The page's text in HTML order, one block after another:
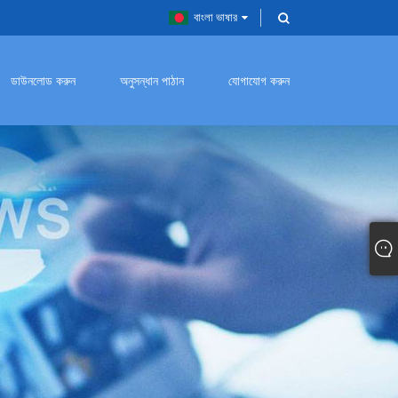
বাংলা ভাষার
ডাউনলোড করুন অনুসন্ধান পাঠান যোগাযোগ করুন